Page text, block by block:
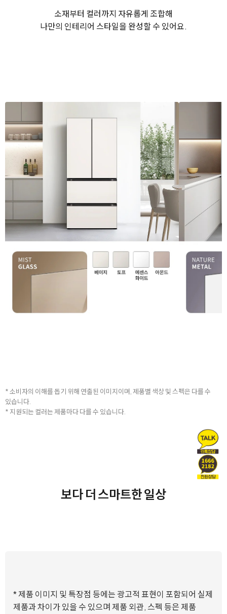
소재부터 컬러까지 자유롭게 조합해
나만의 인테리어 스타일을 완성할 수 있어요.
* 소비자의 이해를 돕기 위해 연출된 이미지이며, 제품별 색상 및 스펙은 다를 수
있습니다.
* 지원되는 컬러는 제품마다 다를 수 있습니다.
보다 더 스마트한 일상
* 제품 이미지 및 특장점 등에는 광고적 표현이 포함되어 실제
제품과 차이가 있을 수 있으며 제품 외관, 스펙 등은 제품